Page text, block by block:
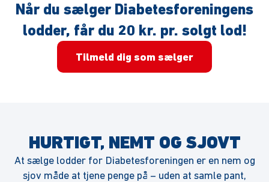
Når du sælger Diabetesforeningens
lodder, får du 20 kr. pr. solgt lod!
Tilmeld dig som sælger
HURTIGT, NEMT OG SJOVT
At sælge lodder for Diabetesforeningen er en nem og
sjov måde at tjene penge på – uden at samle pant,